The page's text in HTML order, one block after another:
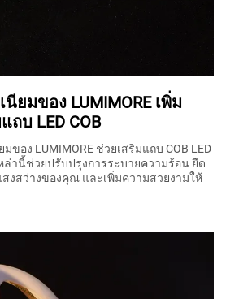
ยมของ LUMIMORE เพิ่ม
บ LED COB
อง LUMIMORE ช่วยเสริมแถบ COB LED
ล่านี้ช่วยปรับปรุงการระบายความร้อน ยืด
งสว่างของคุณ และเพิ่มความสวยงามให้